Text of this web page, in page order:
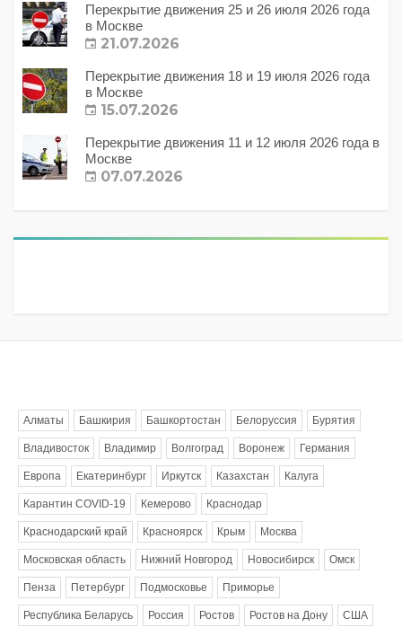
Перекрытие движения 25 и 26 июля 2026 года
в Москве
21.07.2026
Перекрытие движения 18 и 19 июля 2026 года
в Москве
15.07.2026
Перекрытие движения 11 и 12 июля 2026 года в
Москве
07.07.2026
Алматы Башкирия Башкортостан Белоруссия Бурятия
Владивосток Владимир Волгоград Воронеж Германия
Европа Екатеринбург Иркутск Казахстан Калуга
Карантин COVID-19 Кемерово Краснодар
Краснодарский край Красноярск Крым Москва
Московская область Нижний Новгород Новосибирск Омск
Пенза Петербург Подмосковье Приморье
Республика Беларусь Россия Ростов Ростов на Дону США